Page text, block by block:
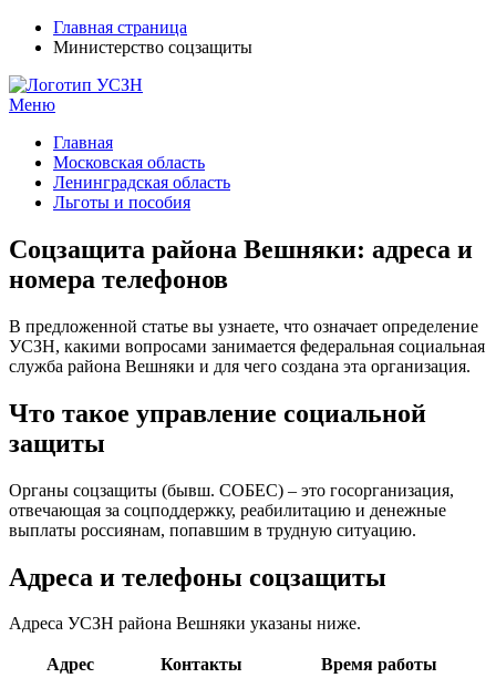
Главная страница
Министерство соцзащиты
Меню
Главная
Московская область
Ленинградская область
Льготы и пособия
Соцзащита района Вешняки: адреса и
номера телефонов
В предложенной статье вы узнаете, что означает определение
УСЗН, какими вопросами занимается федеральная социальная
служба района Вешняки и для чего создана эта организация.
Что такое управление социальной
защиты
Органы соцзащиты (бывш. СОБЕС) – это госорганизация,
отвечающая за соцподдержку, реабилитацию и денежные
выплаты россиянам, попавшим в трудную ситуацию.
Адреса и телефоны соцзащиты
Адреса УСЗН района Вешняки указаны ниже.
Адрес Контакты Время работы